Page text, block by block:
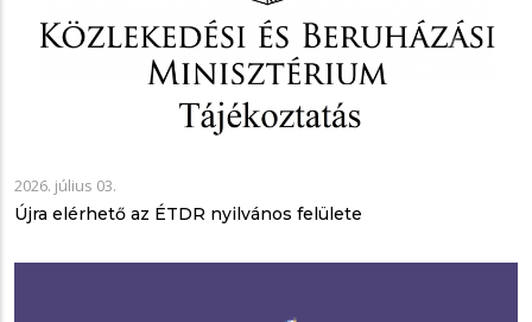
2026. július 03.
Újra elérhető az ÉTDR nyilvános felülete